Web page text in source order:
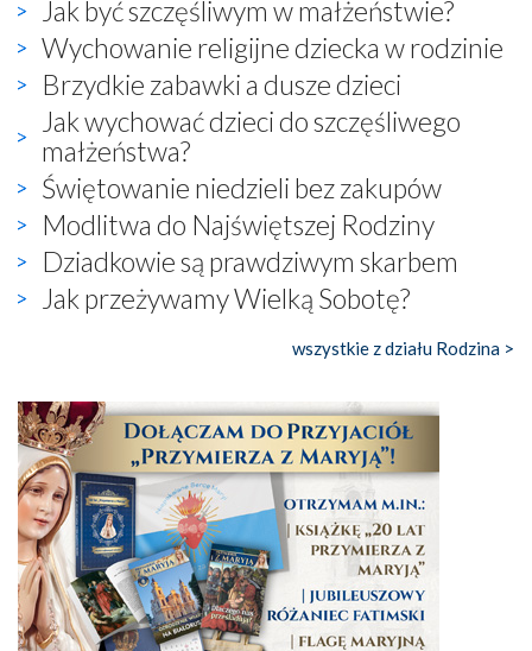
Jak być szczęśliwym w małżeństwie?
Wychowanie religijne dziecka w rodzinie
Brzydkie zabawki a dusze dzieci
Jak wychować dzieci do szczęśliwego
małżeństwa?
Świętowanie niedzieli bez zakupów
Modlitwa do Najświętszej Rodziny
Dziadkowie są prawdziwym skarbem
Jak przeżywamy Wielką Sobotę?
wszystkie z działu Rodzina >